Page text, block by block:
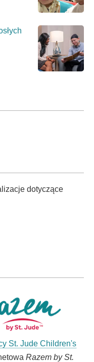
dotyczące
St. Jude Children's
Razem by St.